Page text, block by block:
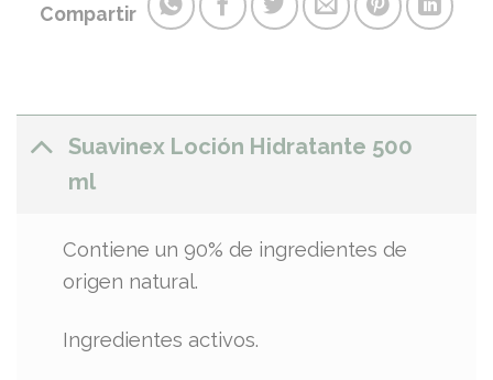
Compartir
Suavinex Loción Hidratante 500
ml
Contiene un 90% de ingredientes de
origen natural.
Ingredientes activos.